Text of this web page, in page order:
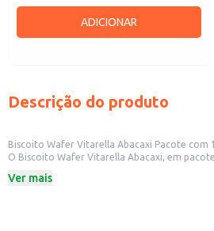
ADICIONAR
Descrição do produto
Biscoito Wafer Vitarella Abacaxi Pacote com
O Biscoito Wafer Vitarella Abacaxi, em
Marca: Vitarella
Ver mais